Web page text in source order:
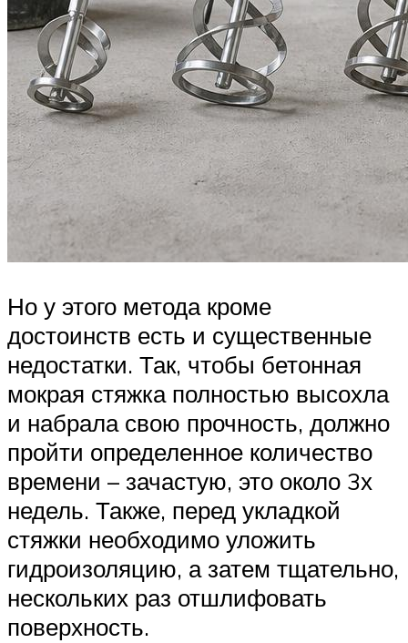
Но у этого метода кроме
достоинств есть и существенные
недостатки. Так, чтобы бетонная
мокрая стяжка полностью высохла
и набрала свою прочность, должно
пройти определенное количество
времени – зачастую, это около 3х
недель. Также, перед укладкой
стяжки необходимо уложить
гидроизоляцию, а затем тщательно,
нескольких раз отшлифовать
поверхность.